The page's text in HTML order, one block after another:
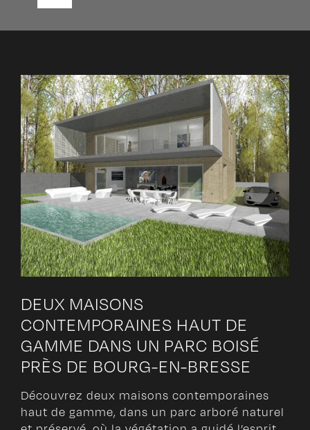
DEUX MAISONS
CONTEMPORAINES HAUT DE
GAMME DANS UN PARC BOISÉ
PRÈS DE BOURG-EN-BRESSE
Découvrez deux maisons contemporaines
haut de gamme, dans un parc arboré naturel